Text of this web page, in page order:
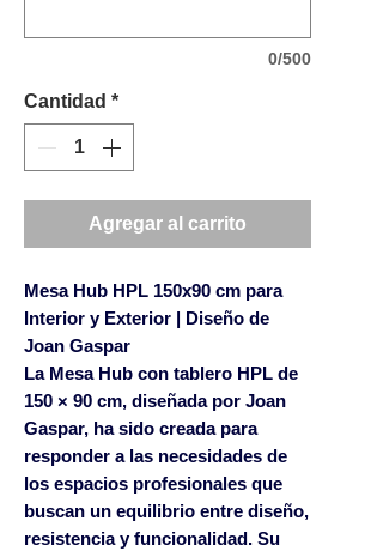
0/500
Cantidad *
Agregar al carrito
Mesa Hub HPL 150x90 cm para
Interior y Exterior | Diseño de
Joan Gaspar
La Mesa Hub con tablero HPL de
150 × 90 cm, diseñada por Joan
Gaspar, ha sido creada para
responder a las necesidades de
los espacios profesionales que
buscan un equilibrio entre diseño,
resistencia y funcionalidad. Su